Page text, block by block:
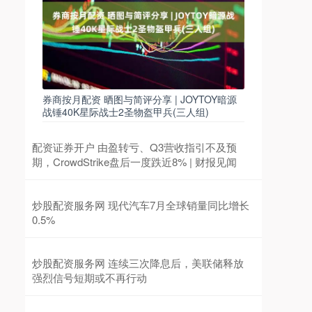
券商按月配资 晒图与简评分享 | JOYTOY暗源
战锤40K星际战士2圣物盔甲兵(三人组)
配资证券开户 由盈转亏、Q3营收指引不及预
期，CrowdStrike盘后一度跌近8% | 财报见闻
炒股配资服务网 现代汽车7月全球销量同比增长
0.5%
炒股配资服务网 连续三次降息后，美联储释放
强烈信号短期或不再行动